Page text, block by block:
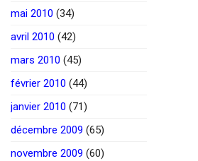
mai 2010 (34)
avril 2010 (42)
mars 2010 (45)
février 2010 (44)
janvier 2010 (71)
décembre 2009 (65)
novembre 2009 (60)